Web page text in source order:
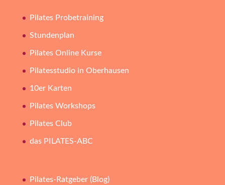
Pilates Probetraining
Stundenplan
Pilates Online Kurse
Pilatesstudio in Oberhausen
10er Karten
Pilates Workshops
Pilates Club
das PILATES-ABC
Pilates-Ratgeber (Blog)